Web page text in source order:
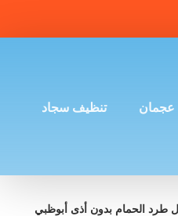
عجمان تنظيف سجاد
طرد الحمام بدون أذى أبوظبي